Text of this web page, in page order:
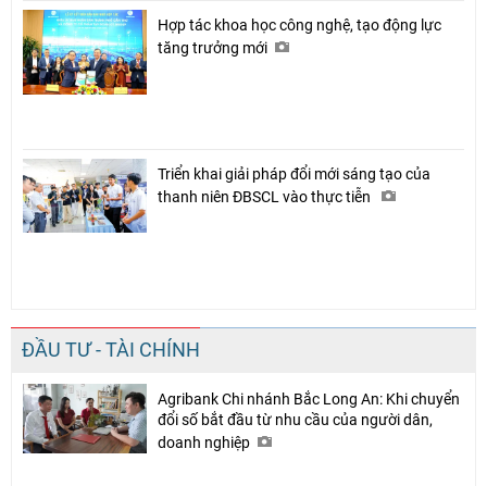
Hợp tác khoa học công nghệ, tạo động lực
tăng trưởng mới
Triển khai giải pháp đổi mới sáng tạo của
thanh niên ĐBSCL vào thực tiễn
ĐẦU TƯ - TÀI CHÍNH
Agribank Chi nhánh Bắc Long An: Khi chuyển
đổi số bắt đầu từ nhu cầu của người dân,
doanh nghiệp